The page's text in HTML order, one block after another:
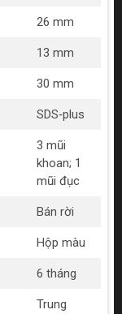
26 mm
13 mm
30 mm
SDS‑plus
3 mũi
khoan; 1
mũi đục
Bán rời
Hộp màu
6 tháng
Trung